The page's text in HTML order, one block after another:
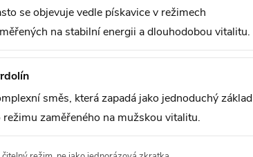
se objevuje vedle pískavice v režimech
na stabilní energii a dlouhodobou vitalitu.
směs, která zapadá jako jednoduchý základ
režimu zaměřeného na mužskou vitalitu.